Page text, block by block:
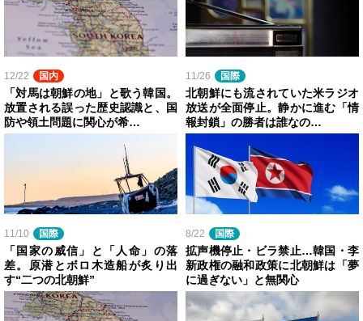
12/22 国内
「対馬は朝鮮の地」と歌う韓国。
放置される誤った歴史認識と、国
防や領土問題に関心が希…
11/26 国際
北朝鮮にも流されていた米ラジオ
放送が全面停止。静かに進む「情
報封鎖」の勝者は誰なの…
11/10 国際
「国家の威信」と「人命」の落
差。原潜とボロ木造船が炙り出
す“二つの北朝鮮”
8/22 国際
拡声機停止・ビラ禁止…韓国・李
新政権の融和政策に北朝鮮は「夢
に過ぎない」と無関心